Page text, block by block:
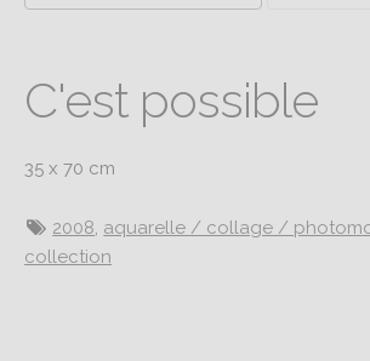
C'est possible
35 x 70 cm
2008, aquarelle / collage /
collection